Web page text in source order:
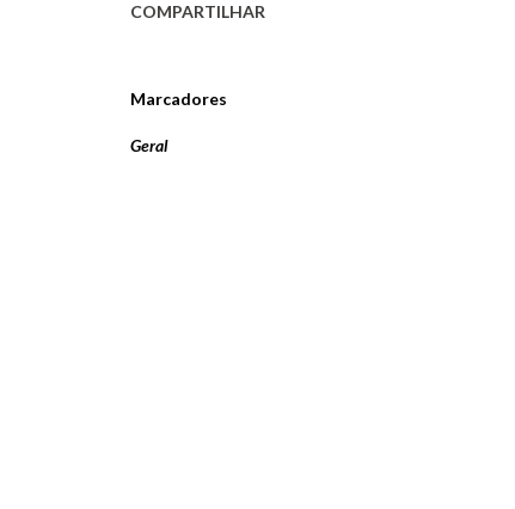
COMPARTILHAR
Marcadores
Geral